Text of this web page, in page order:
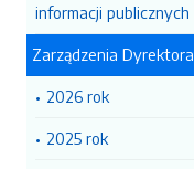
informacji publicznych
Zarządzenia Dyrektora
2026 rok
2025 rok